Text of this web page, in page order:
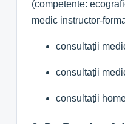
(competente:
medic instructor-
consultații
consultații
consultații